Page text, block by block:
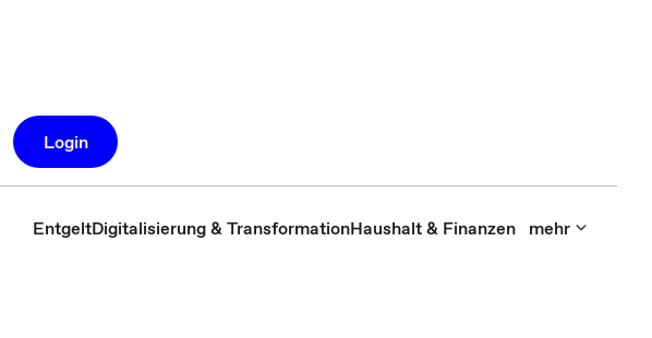
Login
EntgeltDigitalisierung & TransformationHaushalt & Finanzen mehr